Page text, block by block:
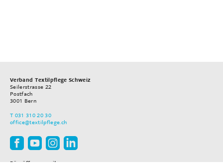
Verband Textilpflege Schweiz
Seilerstrasse 22
Postfach
3001 Bern
T 031 310 20 30
office@textilpflege.ch
Büroöffnungszeiten